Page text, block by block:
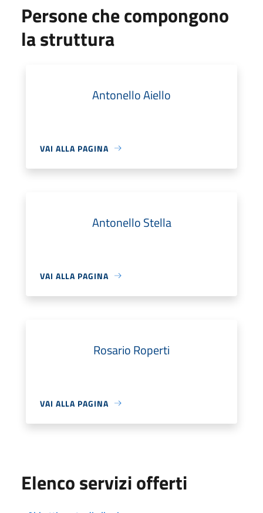
Persone che compongono
la struttura
Antonello Aiello
VAI ALLA PAGINA
Antonello Stella
VAI ALLA PAGINA
Rosario Roperti
VAI ALLA PAGINA
Elenco servizi offerti